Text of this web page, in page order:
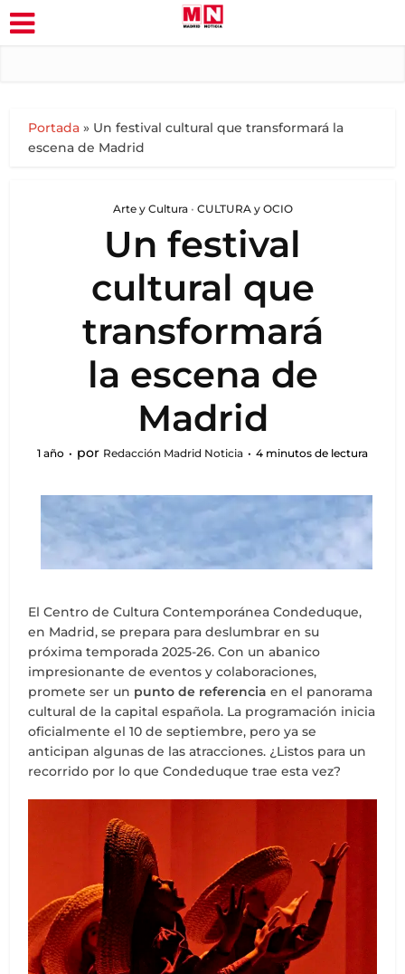
Portada » Un festival cultural que transformará la
escena de Madrid
Arte y Cultura • CULTURA y OCIO
Un festival
cultural que
transformará
la escena de
Madrid
1 año por Redacción Madrid Noticia 4 minutos de lectura
El Centro de Cultura Contemporánea Condeduque,
en Madrid, se prepara para deslumbrar en su
próxima temporada 2025-26. Con un abanico
impresionante de eventos y colaboraciones,
promete ser un punto de referencia en el panorama
cultural de la capital española. La programación inicia
oficialmente el 10 de septiembre, pero ya se
anticipan algunas de las atracciones. ¿Listos para un
recorrido por lo que Condeduque trae esta vez?